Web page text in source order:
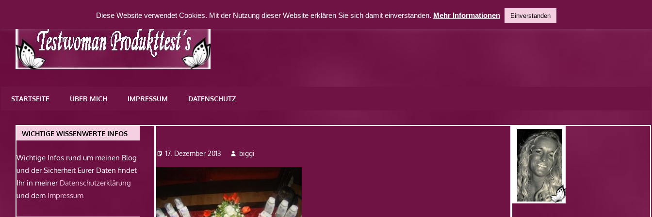
springen
WordPress-
STARTSEITE ÜBER MICH IMPRESSUM DATENSCHUTZ
17. Dezember 2013 biggi
WICHTIGE WISSENWERTE INFOS
Wichtige Infos rund um meinen Blog
und der Sicherheit Eurer Daten findet
Ihr in meiner Datenschutzerklärung
und dem Impressum
Diese Website verwendet Cookies. Mit der Nutzung dieser Website erklären Sie sich damit einverstanden. Mehr Informationen Einverstanden